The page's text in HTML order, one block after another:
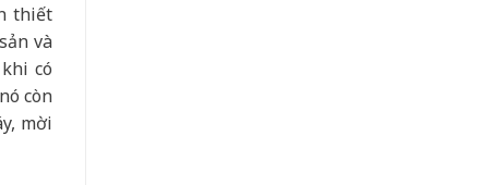
thiết
và
có
còn
mời